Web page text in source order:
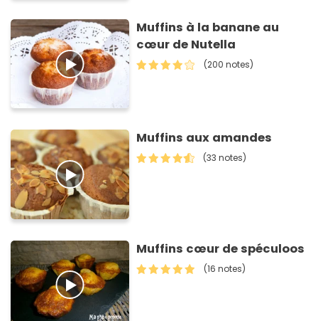
Muffins à la banane au
cœur de Nutella
(200 notes)
Muffins aux amandes
(33 notes)
Muffins cœur de spéculoos
(16 notes)